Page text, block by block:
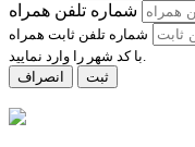
شماره تلفن همراه
شماره تلفن ثابت همراه
با کد شهر را وارد نمایید.
انصراف
ثبت